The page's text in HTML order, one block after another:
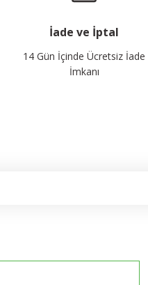
İade ve İptal
14 Gün İçinde Ücretsiz İade
İmkanı